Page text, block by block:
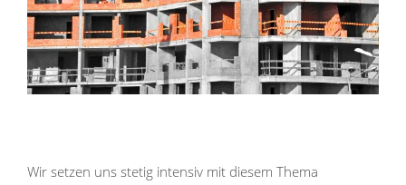
Wir setzen uns stetig intensiv mit diesem Thema